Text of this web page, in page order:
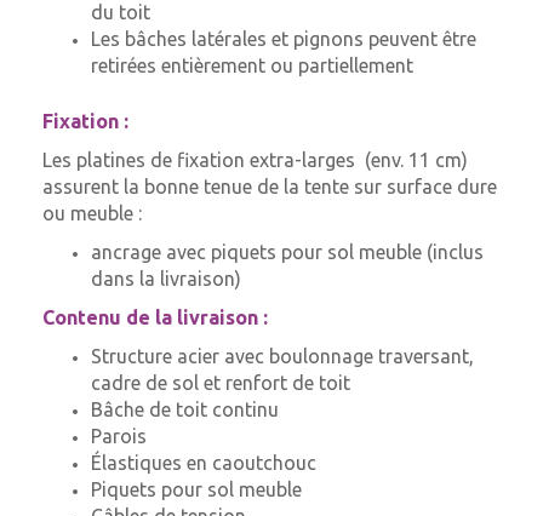
du toit
Les bâches latérales et pignons peuvent être
retirées entièrement ou partiellement
Fixation :
Les platines de fixation extra-larges (env. 11 cm)
assurent la bonne tenue de la tente sur surface dure
ou meuble :
ancrage avec piquets pour sol meuble (inclus
dans la livraison)
Contenu de la livraison :
Structure acier avec boulonnage traversant,
cadre de sol et renfort de toit
Bâche de toit continu
Parois
Élastiques en caoutchouc
Piquets pour sol meuble